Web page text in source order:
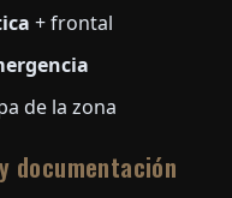
+ frontal
de la zona
documentación